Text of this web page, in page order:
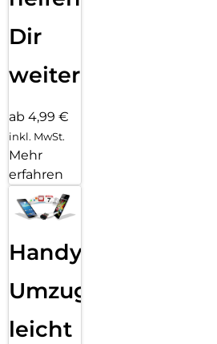
Dir
weiter
ab 4,99 €
inkl. MwSt.
Mehr
erfahren
Handy
Umzug
leicht